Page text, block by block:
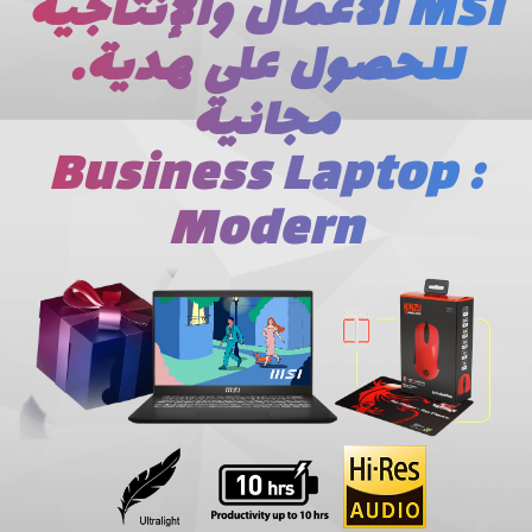
.للحصول على ھدیة
مجانیة
Business Laptop :
Modern